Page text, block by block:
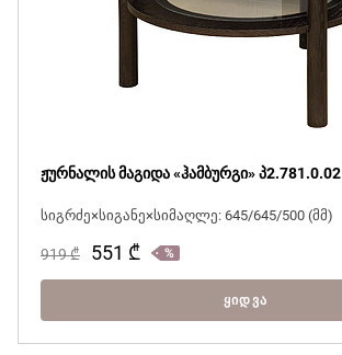
ჟურნალის მაგიდა «ჰამბურგი» პ2.781.0.02
სიგრძე×სიგანე×სიმაღლე: 645/645/500 (მმ)
919₾ 551 ₾
ᲧᲘᲓᲕᲐ